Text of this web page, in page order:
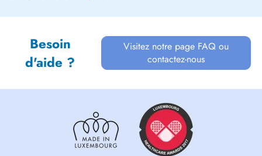
Besoin
d'aide ?
Visitez notre page FAQ ou
contactez-nous